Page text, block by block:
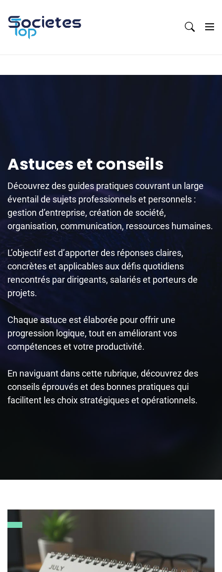
content
Astuces et conseils
Découvrez des guides pratiques couvrant un large
éventail de sujets professionnels et personnels :
gestion d’entreprise, création de société,
organisation, communication, ressources humaines.
L’objectif est d’apporter des réponses claires,
concrètes et applicables aux défis quotidiens
rencontrés par dirigeants, salariés et porteurs de
projets.
Chaque astuce est élaborée pour offrir une
progression logique, tout en améliorant vos
compétences et votre productivité.
En naviguant dans cette rubrique, découvrez des
conseils éprouvés et des bonnes pratiques qui
facilitent les choix stratégiques et opérationnels.